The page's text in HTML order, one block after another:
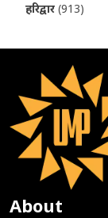
हरिद्वार (913)
About